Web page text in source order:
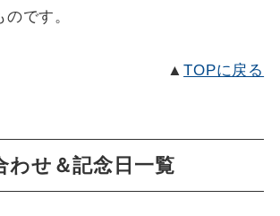
です。
▲TOPに戻る
わせ＆記念日一覧